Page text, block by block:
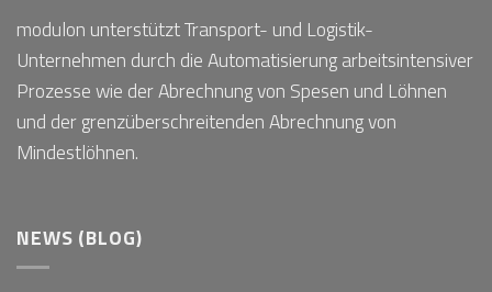
modulon unterstützt Transport- und Logistik-
Unternehmen durch die Automatisierung arbeitsintensiver
Prozesse wie der Abrechnung von Spesen und Löhnen
und der grenzüberschreitenden Abrechnung von
Mindestlöhnen.
NEWS (BLOG)